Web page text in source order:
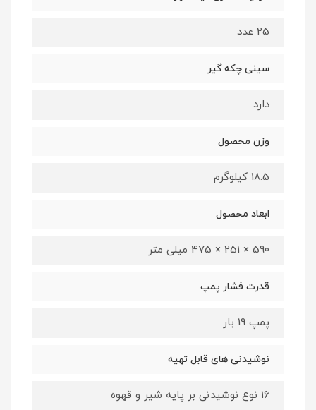
25 عدد
سینی چکه گیر
دارد
وزن محصول
18.5 کیلوگرم
ابعاد محصول
590 × 251 × 475 میلی متر
قدرت فشار پمپ
پمپ 19 بار
نوشیدنی های قابل تهیه
۱۶ نوع نوشیدنی بر پایه شیر و قهوه